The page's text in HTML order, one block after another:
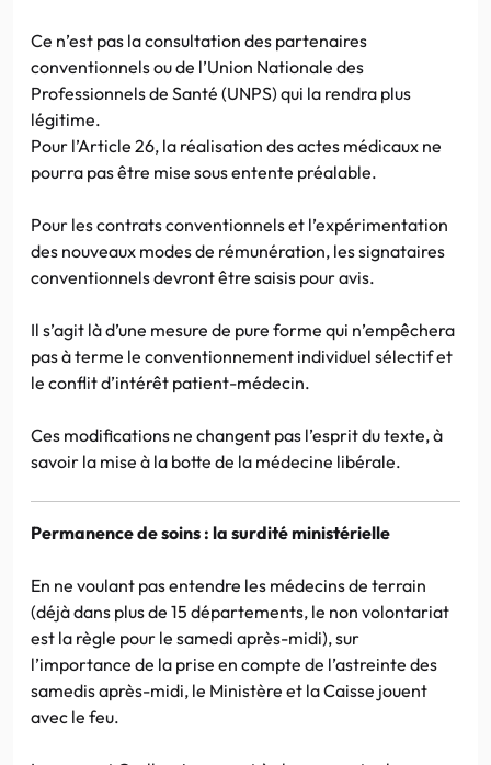
Ce n’est pas la consultation des partenaires
conventionnels ou de l’Union Nationale des
Professionnels de Santé (UNPS) qui la rendra plus
légitime.
Pour l’Article 26, la réalisation des actes médicaux ne
pourra pas être mise sous entente préalable.
Pour les contrats conventionnels et l’expérimentation
des nouveaux modes de rémunération, les signataires
conventionnels devront être saisis pour avis.
Il s’agit là d’une mesure de pure forme qui n’empêchera
pas à terme le conventionnement individuel sélectif et
le conflit d’intérêt patient-médecin.
Ces modifications ne changent pas l’esprit du texte, à
savoir la mise à la botte de la médecine libérale.
Permanence de soins : la surdité ministérielle
En ne voulant pas entendre les médecins de terrain
(déjà dans plus de 15 départements, le non volontariat
est la règle pour le samedi après-midi), sur
l’importance de la prise en compte de l’astreinte des
samedis après-midi, le Ministère et la Caisse jouent
avec le feu.